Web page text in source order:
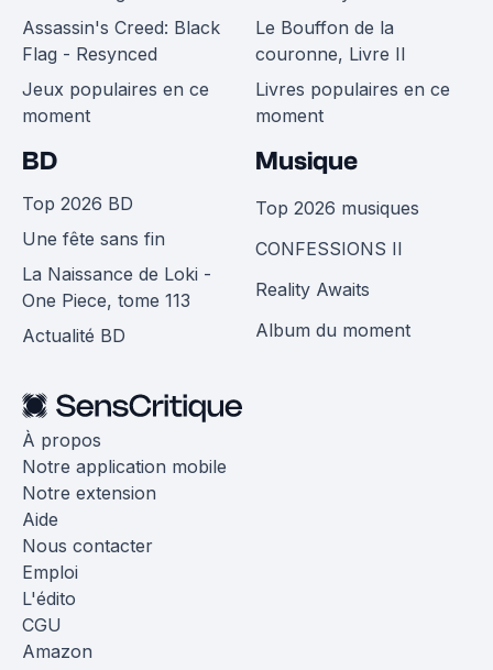
Assassin's Creed: Black
Flag - Resynced
Jeux populaires en ce
moment
Le Bouffon de la
couronne, Livre II
Livres populaires en ce
moment
BD
Top 2026 BD
Une fête sans fin
La Naissance de Loki -
One Piece, tome 113
Actualité BD
Musique
Top 2026 musiques
CONFESSIONS II
Reality Awaits
Album du moment
À propos
Notre application mobile
Notre extension
Aide
Nous contacter
Emploi
L'édito
CGU
Amazon